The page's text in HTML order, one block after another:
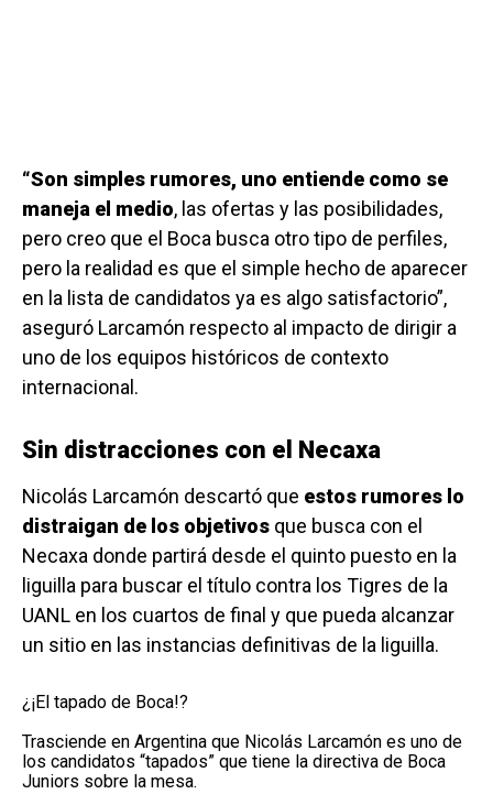
“Son simples rumores, uno entiende como se
maneja el medio, las ofertas y las posibilidades,
pero creo que el Boca busca otro tipo de perfiles,
pero la realidad es que el simple hecho de aparecer
en la lista de candidatos ya es algo satisfactorio”,
aseguró Larcamón respecto al impacto de dirigir a
uno de los equipos históricos de contexto
internacional.
Sin distracciones con el Necaxa
Nicolás Larcamón descartó que estos rumores lo
distraigan de los objetivos que busca con el
Necaxa donde partirá desde el quinto puesto en la
liguilla para buscar el título contra los Tigres de la
UANL en los cuartos de final y que pueda alcanzar
un sitio en las instancias definitivas de la liguilla.
¿¡El tapado de Boca!?
Trasciende en Argentina que Nicolás Larcamón es uno de
los candidatos “tapados” que tiene la directiva de Boca
Juniors sobre la mesa.